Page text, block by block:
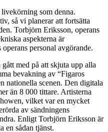
som denna.
så vi planerar att fortsätta
Torbjörn Eriksson, operans
aspekterna är
personal avgörande.
med på att skjuta upp alla
bevakning av “Figaros
nationella scenen. Den digitala
än 8 000 tittare. Artisterna
vilket var en mycket
av sändningens
Enligt Torbjörn Eriksson är
en sådan tjänst.